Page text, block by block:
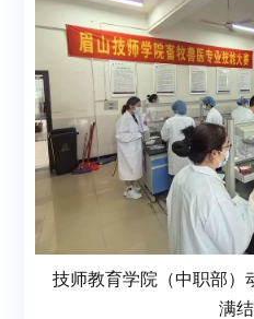
技师教育学院（中职部）
满